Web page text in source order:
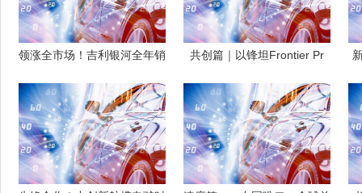
领涨全市场！吉利银河全年销
共创篇｜以锋坦Frontier Pr